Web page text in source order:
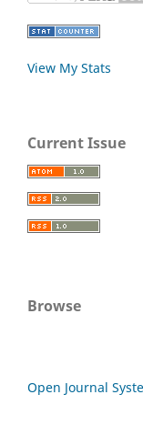
View My Stats
Current Issue
Browse
Open Journal